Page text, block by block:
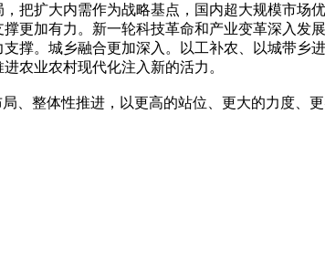
把扩大内需作为战略基点，国内超大规模市场
更加有力。新一轮科技革命和产业变革深入发
撑。城乡融合更加深入。以工补农、以城带乡
农业农村现代化注入新的活力。
、整体性推进，以更高的站位、更大的力度、